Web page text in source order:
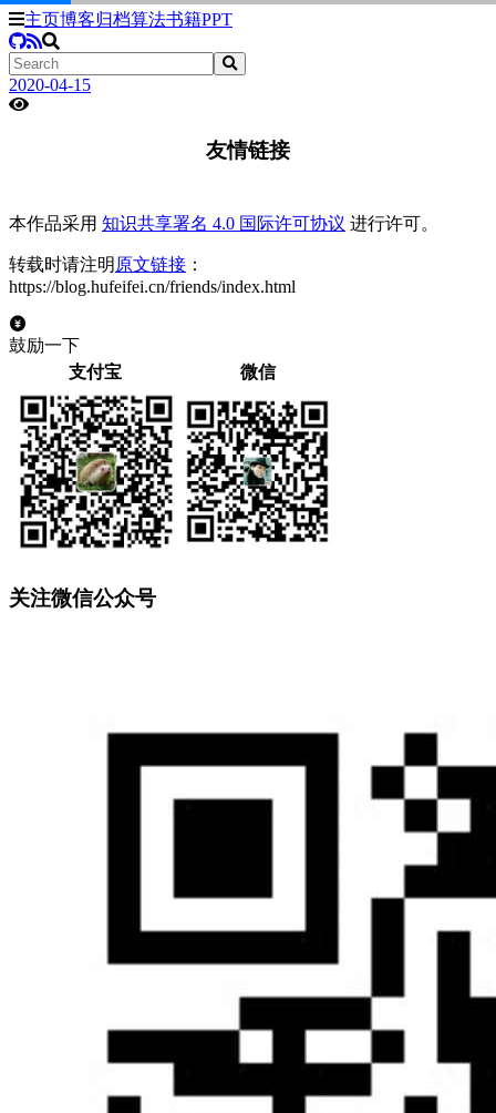
主页博客归档算法书籍PPT
2020-04-15
友情链接
本作品采用 知识共享署名 4.0 国际许可协议 进行许可。
转载时请注明原文链接 ：
https://blog.hufeifei.cn/friends/index.html
鼓励一下
支付宝
微信
关注微信公众号